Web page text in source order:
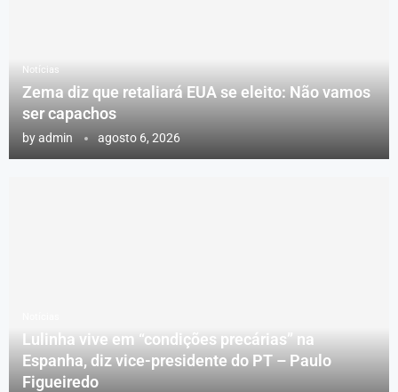
Notícias
Zema diz que retaliará EUA se eleito: Não vamos
ser capachos
byadmin agosto 6, 2026
Lulinha vive em “condições precárias” na
Espanha, diz vice-presidente do PT – Paulo
Figueiredo